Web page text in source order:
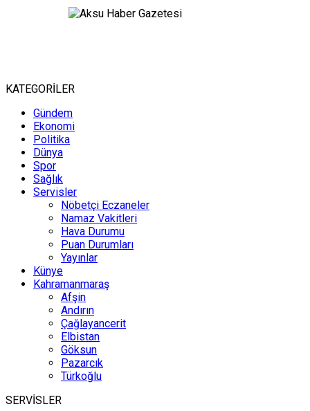
KATEGORİLER
Gündem
Ekonomi
Politika
Dünya
Spor
Sağlık
Servisler
Nöbetçi Eczaneler
Namaz Vakitleri
Hava Durumu
Puan Durumları
Yayınlar
Künye
Kahramanmaraş
Afşin
Andırın
Çağlayancerit
Elbistan
Göksun
Pazarcık
Türkoğlu
SERVİSLER